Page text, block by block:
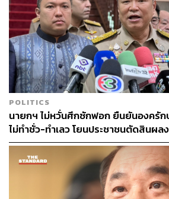
POLITICS
นายกฯ ไม่หวั่นศึกซักฟอก ยืนยันองครัก
ไม่ทำชั่ว-ทำเลว โยนประชาชนตัดสินผล
เดือน